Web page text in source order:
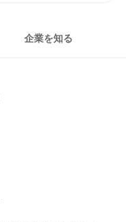
企業を知る